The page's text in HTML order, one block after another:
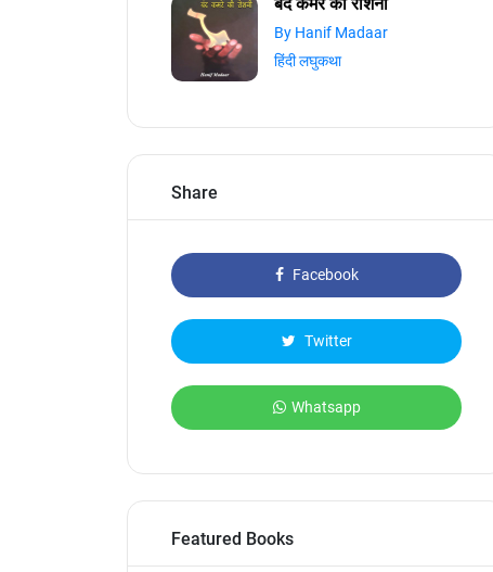
By Hanif Madaar
हिंदी लघुकथा
Share
Facebook
Twitter
Whatsapp
Featured Books